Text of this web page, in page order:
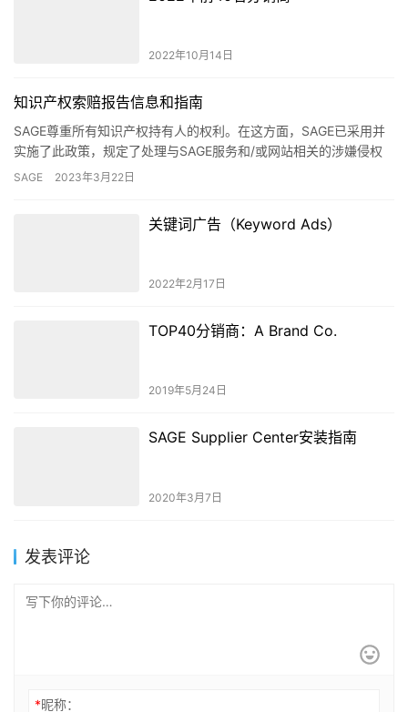
2022年10月14日
知识产权索赔报告信息和指南
SAGE尊重所有知识产权持有人的权利。在这方面，SAGE已采用并
实施了此政策，规定了处理与SAGE服务和/或网站相关的涉嫌侵权
材料的程序。 如果您认为您的知识产权受到了侵犯，并且您…
SAGE 2023年3月22日
关键词广告（Keyword Ads）
2022年2月17日
TOP40分销商：A Brand Co.
2019年5月24日
SAGE Supplier Center安装指南
2020年3月7日
发表评论
*昵称：